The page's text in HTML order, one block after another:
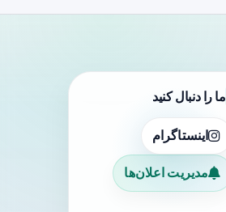
ما را دنبال کنید
اینستاگرام
مدیریت اعلان‌ها